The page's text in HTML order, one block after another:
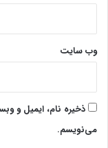
وب‌ سایت
ذخیره نام، ایمیل و
می‌نویسم.